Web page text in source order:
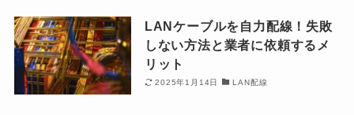
LANケーブルを自力配線！失敗
しない方法と業者に依頼するメ
リット
2025年1月14日 LAN配線